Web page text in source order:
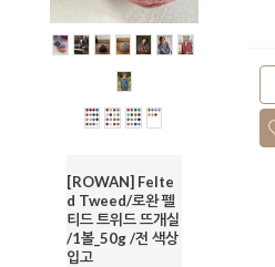
[ROWAN] Felte
d Tweed/로완 펠
티드 트위드 뜨개실
/1볼_50g /전 색상
입고